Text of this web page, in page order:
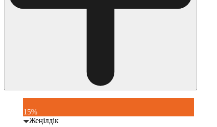
15%
Жеңілдік